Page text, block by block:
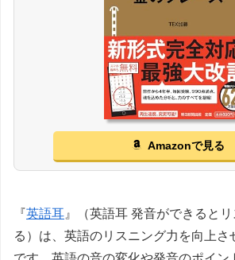
Amazonで見る
『英語耳 』（英語耳 発音ができると
る）は、英語のリスニング力を向上さ